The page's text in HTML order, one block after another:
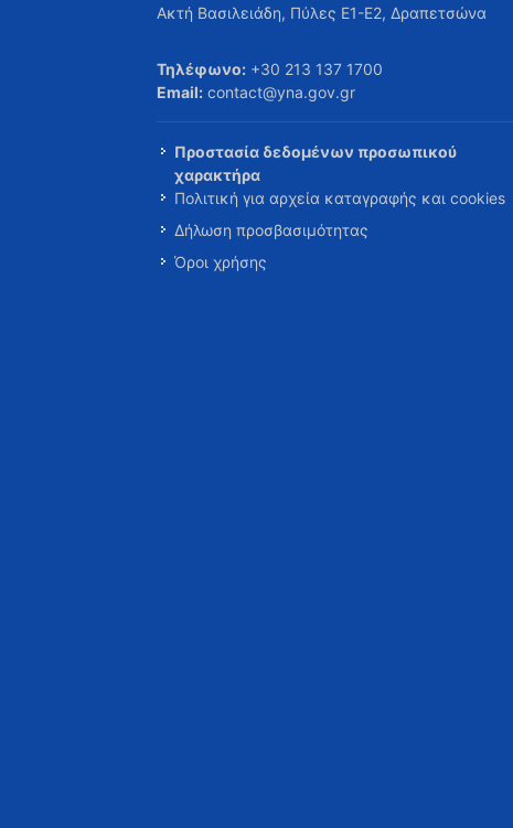
Ακτή Βασιλειάδη, Πύλες Ε1-Ε2, Δραπετσώνα
Τηλέφωνο: +30 213 137 1700
Email: contact@yna.gov.gr
Προστασία δεδομένων προσωπικού
χαρακτήρα
Πολιτική για αρχεία καταγραφής και cookies
Δήλωση προσβασιμότητας
Όροι χρήσης